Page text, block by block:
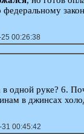
федеральному
00:26:38
одной руке? 6.
в джинсах
00:45:42